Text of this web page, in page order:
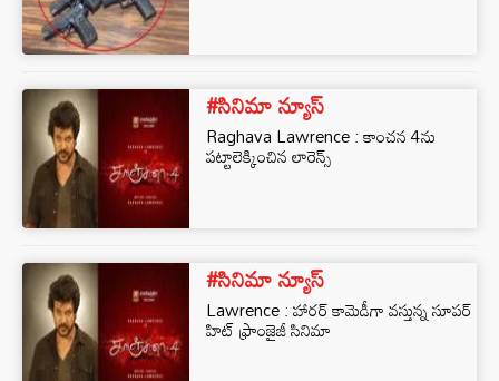
#సినిమా న్యూస్
Raghava Lawrence : కాంచన 4ను
పట్టాలెక్కించిన లారెన్స్
#సినిమా న్యూస్
Lawrence : హారర్ కామెడీగా వస్తున్న సూపర్
హిట్ ఫ్రాంజైజీ సినిమా